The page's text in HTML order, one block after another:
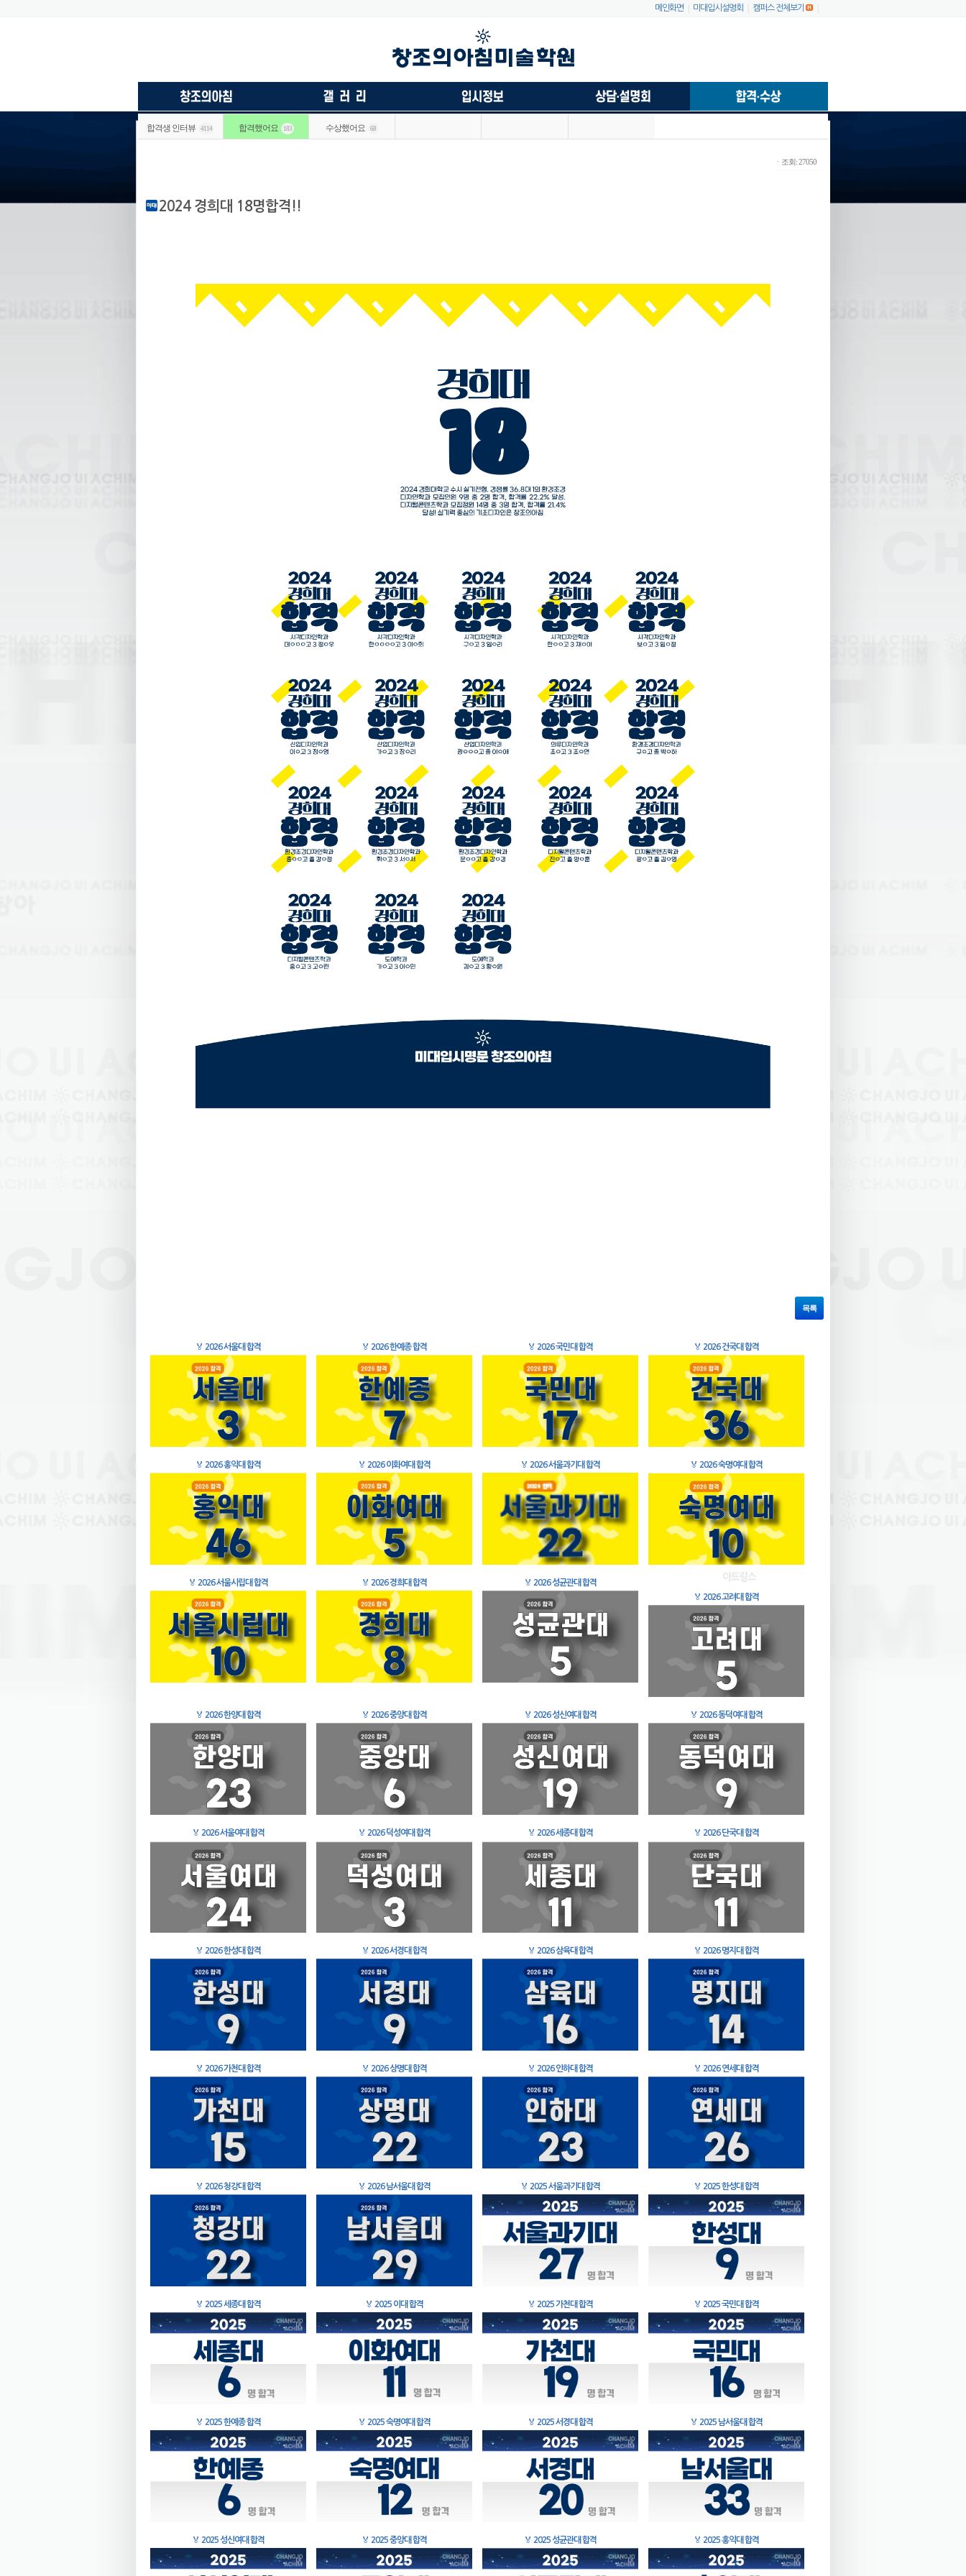
메인화면 미대입시설명회 캠퍼스 전체보기
합격생 인터뷰 4114 합격했어요 183 수상했어요 68
ㆍ조회: 27050
2024 경희대 18명합격!!
목록
🏅 2026 서울대 합격 🏅 2026 한예종 합격 🏅 2026 국민대 합격 🏅 2026 건국대 합격
🏅 2026 홍익대 합격 🏅 2026 이화여대 합격 🏅 2026 서울과기대 합격 🏅 2026 숙명여대 합격
🏅 2026 서울시립대 합격 🏅 2026 경희대 합격 🏅 2026 성균관대 합격
🏅 2026 고려대 합격
🏅 2026 한양대 합격 🏅 2026 중앙대 합격 🏅 2026 성신여대 합격 🏅 2026 동덕여대 합격
🏅 2026 서울여대 합격 🏅 2026 덕성여대 합격 🏅 2026 세종대 합격 🏅 2026 단국대 합격
🏅 2026 한성대 합격 🏅 2026 서경대 합격 🏅 2026 삼육대 합격 🏅 2026 명지대 합격
🏅 2026 가천대 합격 🏅 2026 상명대 합격 🏅 2026 인하대 합격 🏅 2026 연세대 합격
🏅 2026 청강대 합격 🏅 2026 남서울대 합격 🏅 2025 서울과기대 합격 🏅 2025 한성대 합격
🏅 2025 세종대 합격 🏅 2025 이대 합격 🏅 2025 가천대 합격 🏅 2025 국민대 합격
🏅 2025 한예종 합격 🏅 2025 숙명여대 합격 🏅 2025 서경대 합격 🏅 2025 남서울대 합격
🏅 2025 성신여대 합격 🏅 2025 중앙대 합격 🏅 2025 성균관대 합격 🏅 2025 홍익대 합격